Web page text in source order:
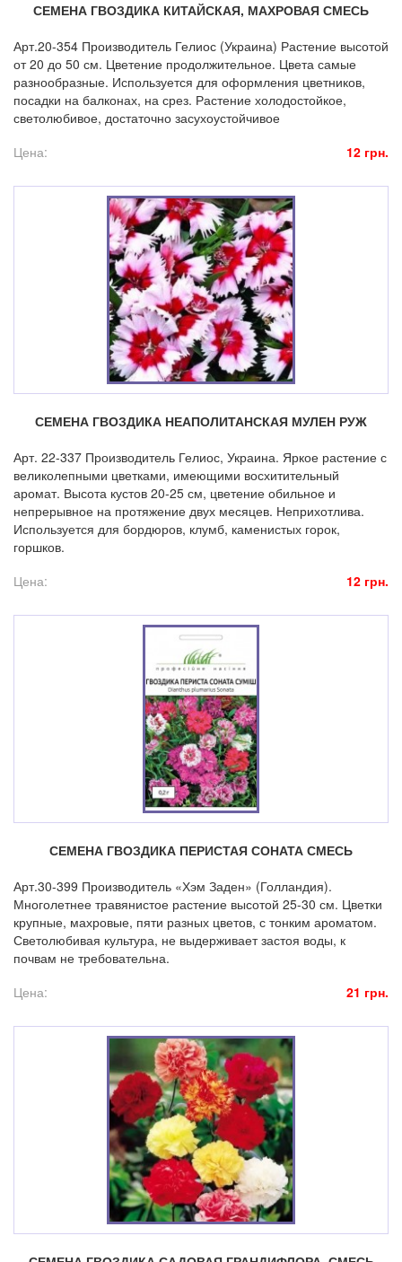
СЕМЕНА ГВОЗДИКА КИТАЙСКАЯ, МАХРОВАЯ СМЕСЬ
Арт.20-354 Производитель Гелиос (Украина) Растение высотой
от 20 до 50 см. Цветение продолжительное. Цвета самые
разнообразные. Используется для оформления цветников,
посадки на балконах, на срез. Растение холодостойкое,
светолюбивое, достаточно засухоустойчивое
Цена:
12 грн.
СЕМЕНА ГВОЗДИКА НЕАПОЛИТАНСКАЯ МУЛЕН РУЖ
Арт. 22-337 Производитель Гелиос, Украина. Яркое растение с
великолепными цветками, имеющими восхитительный
аромат. Высота кустов 20-25 см, цветение обильное и
непрерывное на протяжение двух месяцев. Неприхотлива.
Используется для бордюров, клумб, каменистых горок,
горшков.
Цена:
12 грн.
СЕМЕНА ГВОЗДИКА ПЕРИСТАЯ СОНАТА СМЕСЬ
Арт.30-399 Производитель «Хэм Заден» (Голландия).
Многолетнее травянистое растение высотой 25-30 см. Цветки
крупные, махровые, пяти разных цветов, с тонким ароматом.
Светолюбивая культура, не выдерживает застоя воды, к
почвам не требовательна.
Цена:
21 грн.